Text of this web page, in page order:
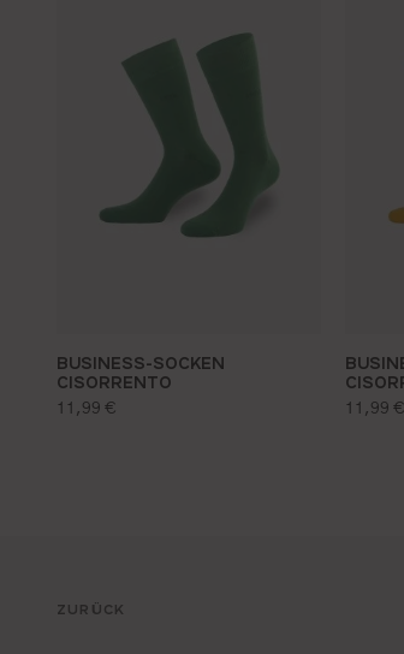
BUSINESS-SOCKEN
CISORRENTO
regulärer preis:
11,99 € 11,99 €
ZURÜCK